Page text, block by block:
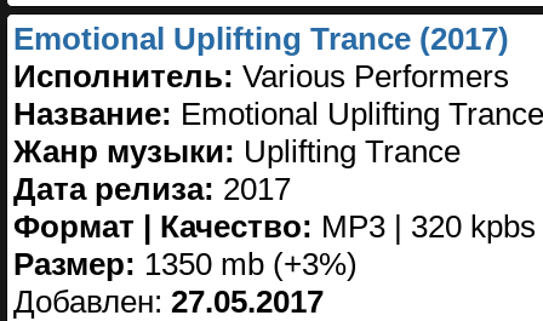
Emotional Uplifting Trance (2017)
Исполнитель: Various Performers
Название: Emotional Uplifting Trance
Жанр музыки: Uplifting Trance
Дата релиза: 2017
Формат | Качество: MP3 | 320 kpbs
Размер: 1350 mb (+3%)
Добавлен: 27.05.2017